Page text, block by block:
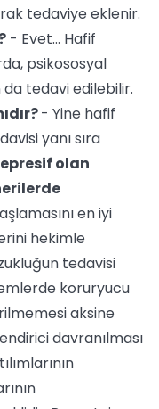
tedaviye eklenir.
- Evet… Hafif
psikososyal
da tedavi edilebilir.
- Yine hafif
yanı sıra
olan
en iyi
hekimle
tedavisi
koruryucu
aksine
davranılması